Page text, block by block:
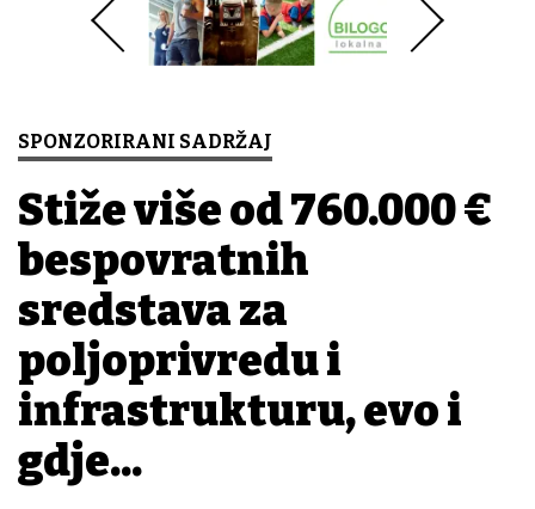
SPONZORIRANI SADRŽAJ
Stiže više od 760.000 €
bespovratnih
sredstava za
poljoprivredu i
infrastrukturu, evo i
gdje...